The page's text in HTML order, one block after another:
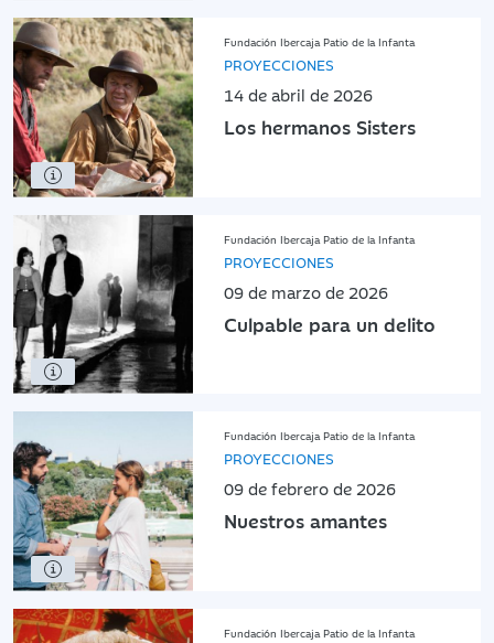
Fundación Ibercaja Patio de la Infanta
PROYECCIONES
14 de abril de 2026
Los hermanos Sisters
Fundación Ibercaja Patio de la Infanta
PROYECCIONES
09 de marzo de 2026
Culpable para un delito
Fundación Ibercaja Patio de la Infanta
PROYECCIONES
09 de febrero de 2026
Nuestros amantes
Fundación Ibercaja Patio de la Infanta